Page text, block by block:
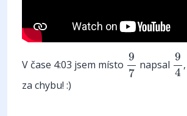
V čase 4:03 jsem místo
9
7
97
napsal
9
4
94
za chybu! :)